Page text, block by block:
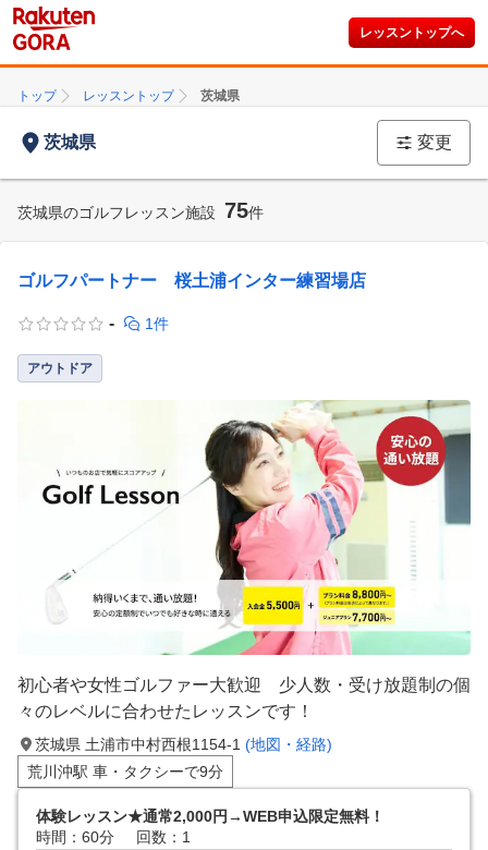
レッスントップへ
トップ レッスントップ 茨城県
茨城県 変更
茨城県のゴルフレッスン施設 75件
ゴルフパートナー 桜土浦インター練習場店
- 1件
アウトドア
初心者や女性ゴルファー大歓迎 少人数・受け放題制の個
々のレベルに合わせたレッスンです！
茨城県 土浦市中村西根1154-1 (地図・経路)
荒川沖駅 車・タクシーで9分
体験レッスン★通常2,000円→WEB申込限定無料！
時間：60分
回数：1